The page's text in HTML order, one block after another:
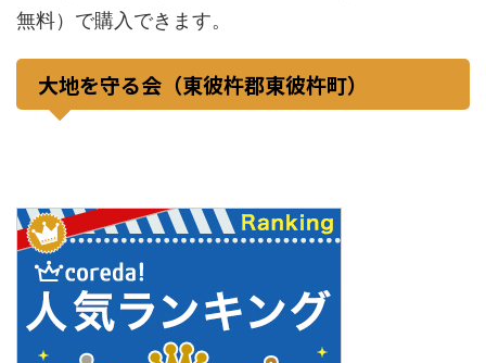
無料）で購入できます。
大地を守る会（東彼杵郡東彼杵町）